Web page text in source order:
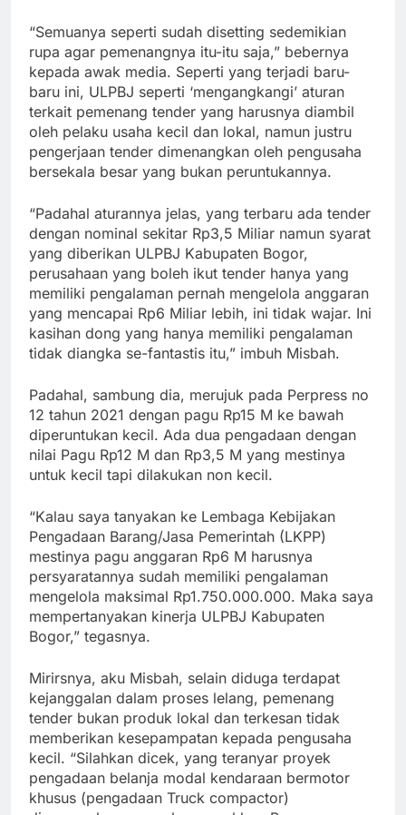
“Semuanya seperti sudah disetting sedemikian
rupa agar pemenangnya itu-itu saja,” bebernya
kepada awak media. Seperti yang terjadi baru-
baru ini, ULPBJ seperti ‘mengangkangi’ aturan
terkait pemenang tender yang harusnya diambil
oleh pelaku usaha kecil dan lokal, namun justru
pengerjaan tender dimenangkan oleh pengusaha
bersekala besar yang bukan peruntukannya.
“Padahal aturannya jelas, yang terbaru ada tender
dengan nominal sekitar Rp3,5 Miliar namun syarat
yang diberikan ULPBJ Kabupaten Bogor,
perusahaan yang boleh ikut tender hanya yang
memiliki pengalaman pernah mengelola anggaran
yang mencapai Rp6 Miliar lebih, ini tidak wajar. Ini
kasihan dong yang hanya memiliki pengalaman
tidak diangka se-fantastis itu,” imbuh Misbah.
Padahal, sambung dia, merujuk pada Perpress no
12 tahun 2021 dengan pagu Rp15 M ke bawah
diperuntukan kecil. Ada dua pengadaan dengan
nilai Pagu Rp12 M dan Rp3,5 M yang mestinya
untuk kecil tapi dilakukan non kecil.
“Kalau saya tanyakan ke Lembaga Kebijakan
Pengadaan Barang/Jasa Pemerintah (LKPP)
mestinya pagu anggaran Rp6 M harusnya
persyaratannya sudah memiliki pengalaman
mengelola maksimal Rp1.750.000.000. Maka saya
mempertanyakan kinerja ULPBJ Kabupaten
Bogor,” tegasnya.
Mirirsnya, aku Misbah, selain diduga terdapat
kejanggalan dalam proses lelang, pemenang
tender bukan produk lokal dan terkesan tidak
memberikan kesepampatan kepada pengusaha
kecil. “Silahkan dicek, yang teranyar proyek
pengadaan belanja modal kendaraan bermotor
khusus (pengadaan Truck compactor)